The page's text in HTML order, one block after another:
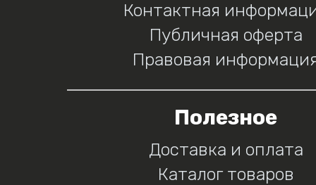
Контактная
Публичная оферта
Правовая
Полезное
Доставка и оплата
Каталог товаров